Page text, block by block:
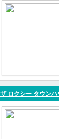
ザ ロクシー タウン